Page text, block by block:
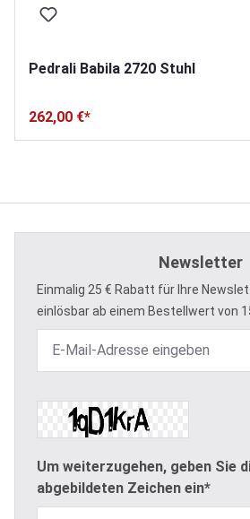
Pedrali Babila 2720 Stuhl
262,00 €*
Newsletter
Einmalig 25 € Rabatt für Ihre
einlösbar ab einem Bestellwert von
Um weiterzugehen, geben Sie
abgebildeten Zeichen ein*